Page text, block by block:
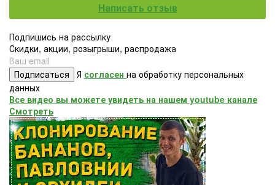
Написать отзыв
Подпишись на рассылку
Скидки, акции, розыгрыши, распродажа
Подписаться Я согласен на обработку персональных
данных
Все видео вы можете увидеть на нашем youtube канале
Смотреть